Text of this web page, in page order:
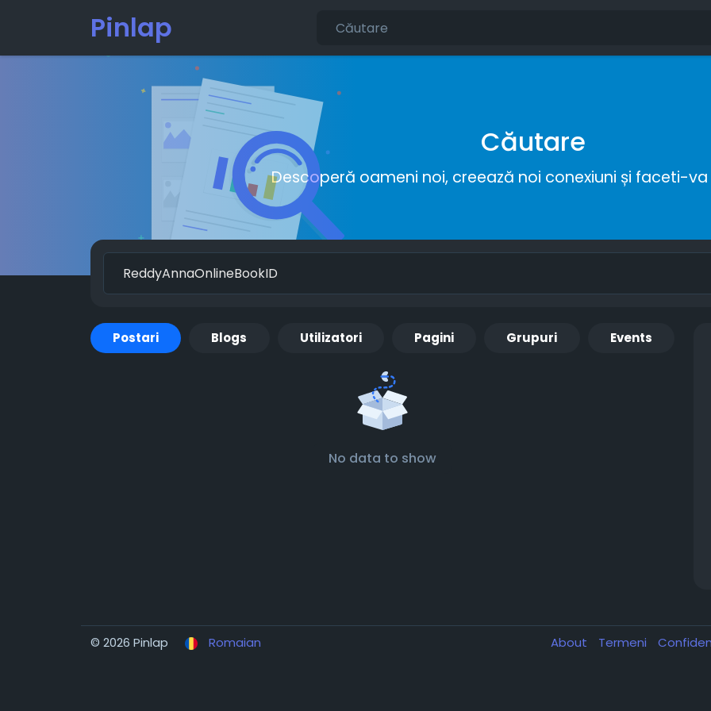
Pinlap
Căutare
Descoperă oameni noi, creează noi conexiuni și faceti-
Postari Blogs Utilizatori Pagini Grupuri Events
No data to show
© 2026 Pinlap Romaian About Termeni